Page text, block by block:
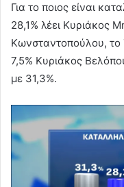
Για το ποιος είναι
28,1% λέει Κυριάκος
Κωνσταντοπούλου, το
7,5% Κυριάκος
με 31,3%.